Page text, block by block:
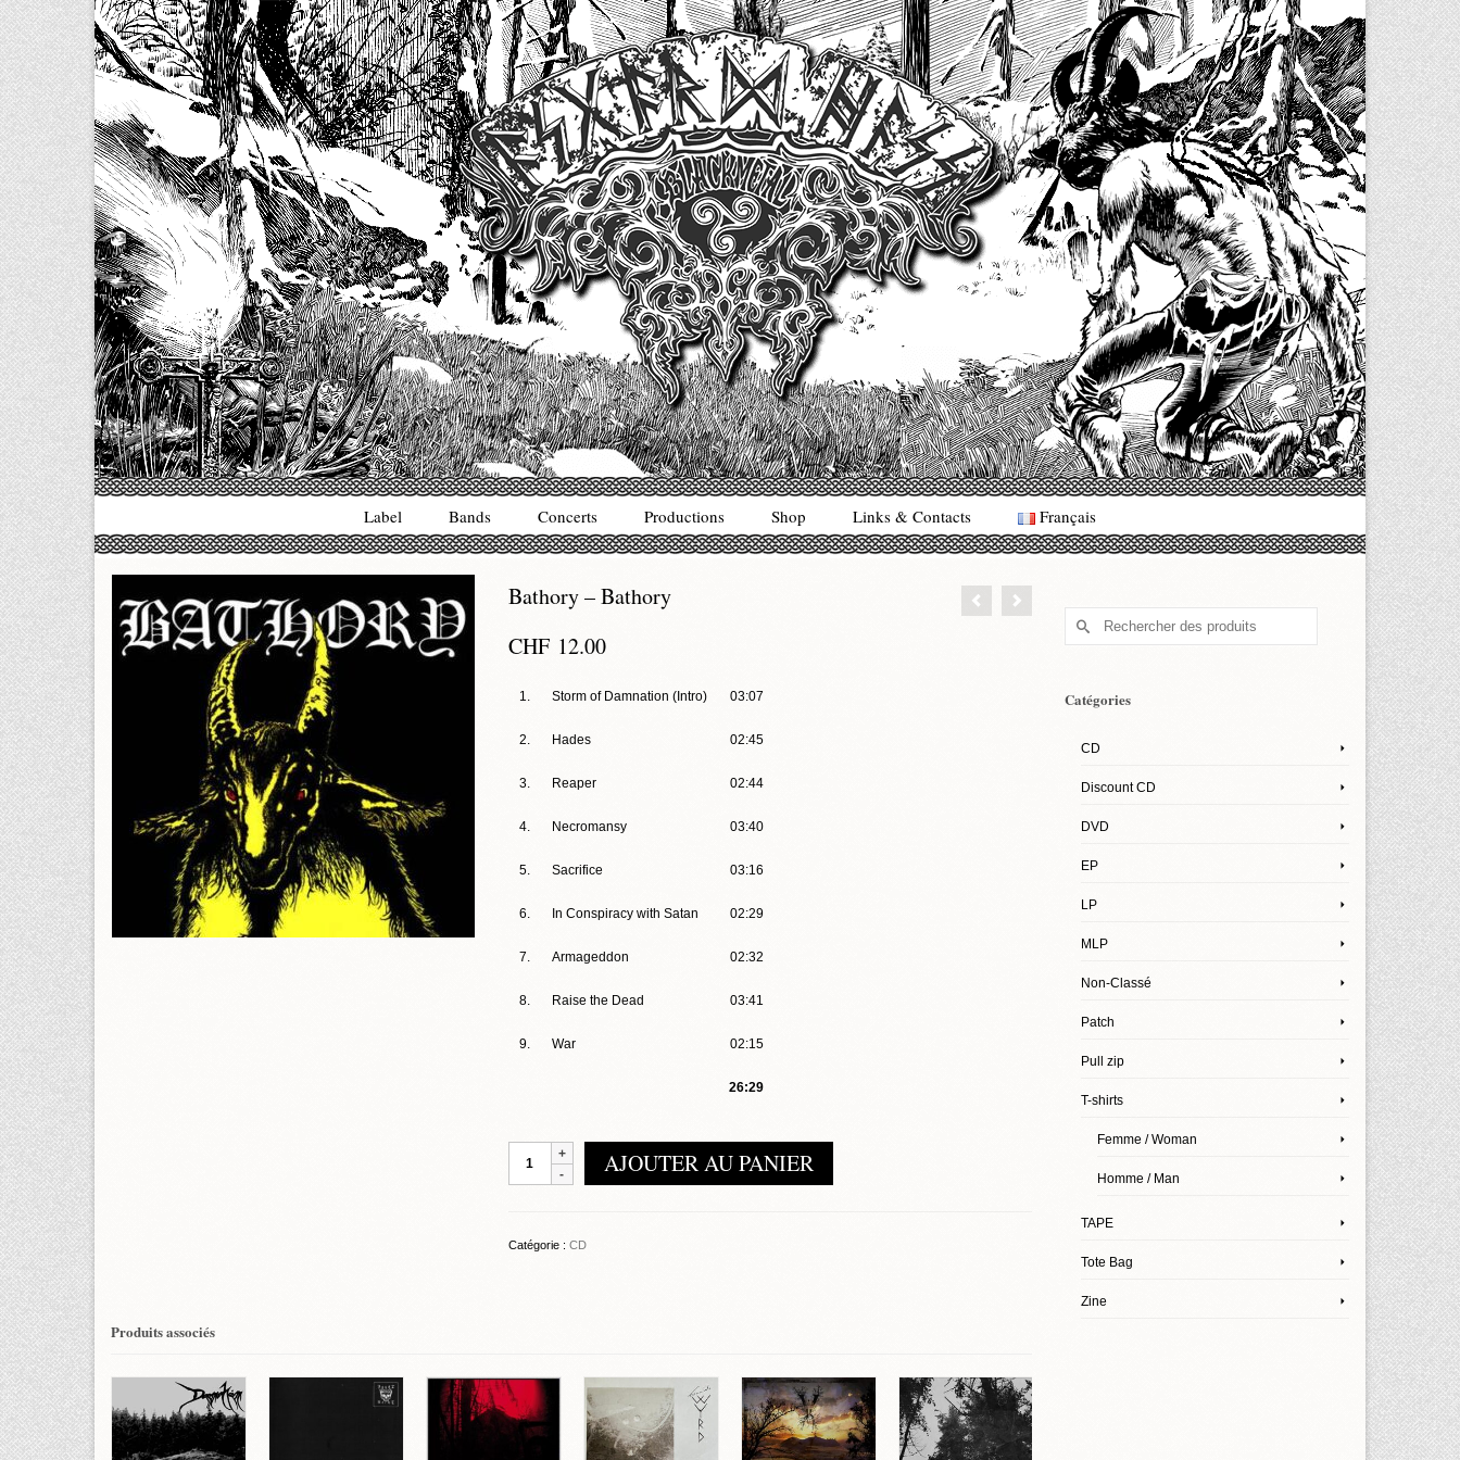
Un site produit par Highelvetia.ch
Label Bands Concerts Productions Shop Links & Contacts Français
Bathory – Bathory
CHF12.00
1. Storm of Damnation (Intro) 03:07
2. Hades 02:45
3. Reaper 02:44
4. Necromansy 03:40
5. Sacrifice 03:16
6. In Conspiracy with Satan 02:29
7. Armageddon 02:32
8. Raise the Dead 03:41
9. War 02:15
26:29
Bathory
AJOUTER AU PANIER
Catégorie : CD
Produits associés
Rechercher :
Catégories
CD
Discount CD
DVD
EP
LP
MLP
Non-Classé
Patch
Pull zip
T-shirts
Femme / Woman
Homme / Man
TAPE
Tote Bag
Zine